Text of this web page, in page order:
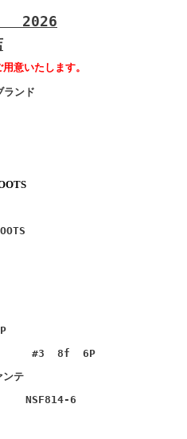
2026
意いたします。
ランド
WADER
PANTS
6P
テ
6